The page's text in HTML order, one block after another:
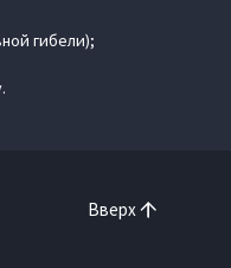
гибели);
Вверх